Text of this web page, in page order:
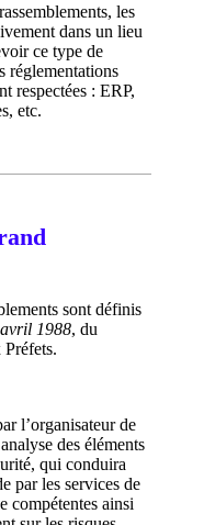
les
dans un lieu
ce type de
réglementations
respectées : ERP,
etc.
sont définis
1988, du
Préfets.
l’organisateur de
des éléments
qui conduira
par les services de
compétentes ainsi